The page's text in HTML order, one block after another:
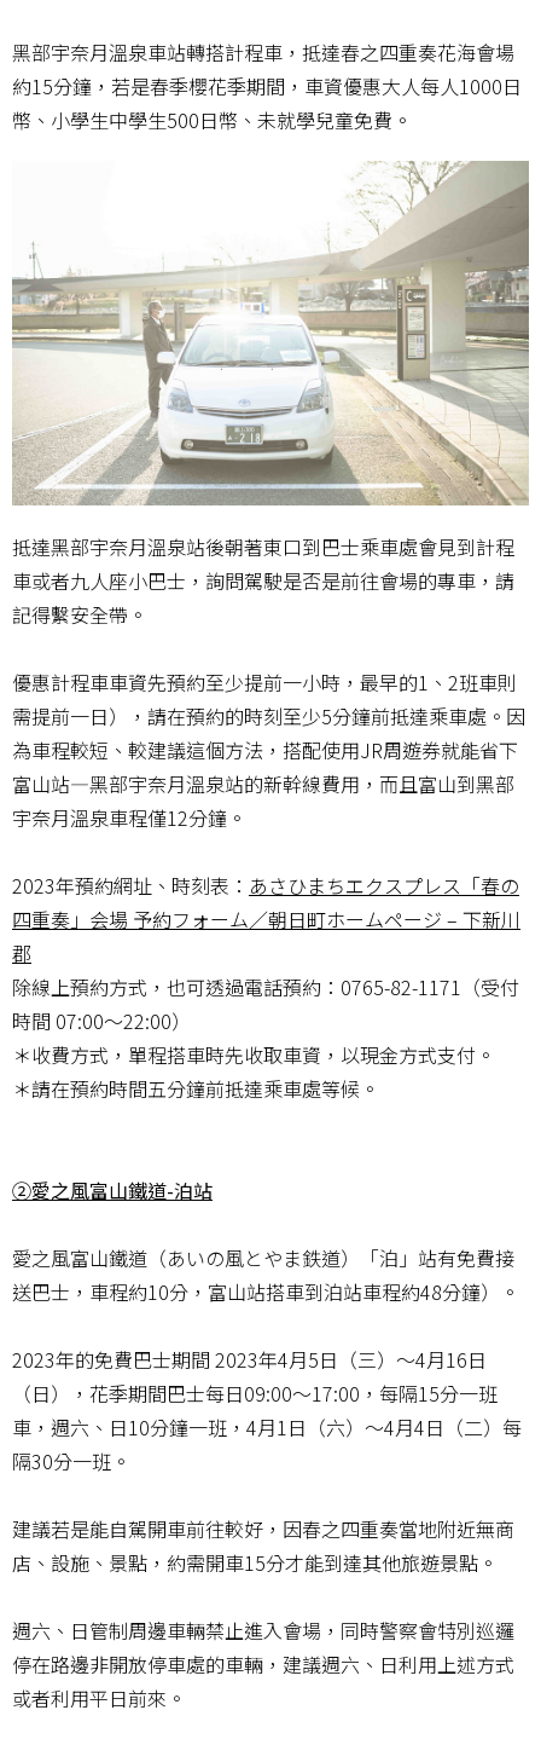
黑部宇奈月溫泉車站轉搭計程車，抵達春之四重奏花海會場
約15分鐘，若是春季櫻花季期間，車資優惠大人每人1000日
幣、小學生中學生500日幣、未就學兒童免費。
抵達黑部宇奈月溫泉站後朝著東口到巴士乘車處會見到計程
車或者九人座小巴士，詢問駕駛是否是前往會場的專車，請
記得繫安全帶。
優惠計程車車資先預約至少提前一小時，最早的1、2班車則
需提前一日），請在預約的時刻至少5分鐘前抵達乘車處。因
為車程較短、較建議這個方法，搭配使用JR周遊券就能省下
富山站—黑部宇奈月溫泉站的新幹線費用，而且富山到黑部
宇奈月溫泉車程僅12分鐘。
2023年預約網址、時刻表： あさひまちエクスプレス「春の
四重奏」会場 予約フォーム／朝日町ホームページ – 下新川
郡
除線上預約方式，也可透過電話預約：0765-82-1171（受付
時間 07:00～22:00）
＊收費方式，單程搭車時先收取車資，以現金方式支付。
＊請在預約時間五分鐘前抵達乘車處等候。
②愛之風富山鐵道-泊站
愛之風富山鐵道（あいの風とやま鉄道）「泊」站有免費接
送巴士，車程約10分，富山站搭車到泊站車程約48分鐘）。
2023年的免費巴士期間 2023年4月5日（三）～4月16日
（日），花季期間巴士每日09:00～17:00，每隔15分一班
車，週六、日10分鐘一班，4月1日（六）～4月4日（二）每
隔30分一班。
建議若是能自駕開車前往較好，因春之四重奏當地附近無商
店、設施、景點，約需開車15分才能到達其他旅遊景點。
週六、日管制周邊車輛禁止進入會場，同時警察會特別巡邏
停在路邊非開放停車處的車輛，建議週六、日利用上述方式
或者利用平日前來。